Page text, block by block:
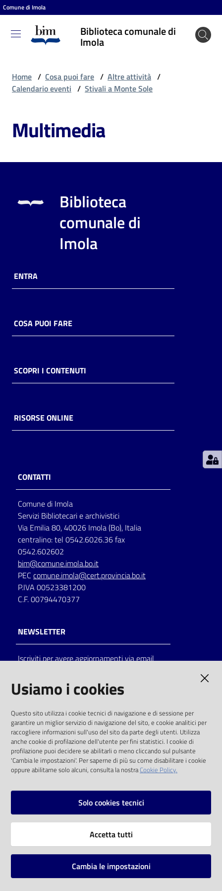
Vai al contenuto
Vai alla navigazione
Vai al footer
Comune di Imola
Biblioteca comunale di
Imola
Biblioteca
comunale
puoi
Risorse
online
Casa
Piani
storico
per
lettura
Seguici
su
Catalogo
on line
Eventi
Chiedi al
bibliotecario
Home / Cosa puoi fare / Altre attività /
Calendario eventi / Stivali a Monte Sole
Multimedia
Biblioteca
comunale di
Imola
ENTRA
COSA PUOI FARE
SCOPRI I CONTENUTI
RISORSE ONLINE
CONTATTI
Comune di Imola
Servizi Bibliotecari e archivistici
Via Emilia 80, 40026 Imola (Bo), Italia
centralino: tel 0542.6026.36 fax
0542.602602
bim@comune.imola.bo.it
PEC comune.imola@cert.provincia.bo.it
P.IVA 00523381200
C.F. 00794470377
NEWSLETTER
Iscriviti per avere aggiornamenti via email
solo alle condizioni previste dalla direttiva
comunitaria 2003/98/CE e dal d.lgs. 36/2006
SOCIAL
Instagram
Vai alla pagina
Mappa del sito
Usiamo i cookies
Questo sito utilizza i cookie tecnici di navigazione e di sessione per
garantire un miglior servizio di navigazione del sito, e cookie analitici per
raccogliere informazioni sull'uso del sito da parte degli utenti. Utilizza
anche cookie di profilazione dell'utente per fini statistici. I cookie di
profilazione puoi decidere se abilitarli o meno cliccando sul pulsante
'Cambia le impostazioni'. Per saperne di più su come disabilitare i cookie
oppure abilitarne solo alcuni, consulta la nostraCookie Policy.
Solo cookies tecnici
Accetta tutti
Cambia le impostazioni